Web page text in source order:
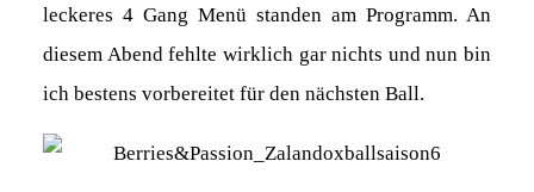
leckeres 4 Gang Menü standen am Programm. An
diesem Abend fehlte wirklich gar nichts und nun bin
ich bestens vorbereitet für den nächsten Ball.